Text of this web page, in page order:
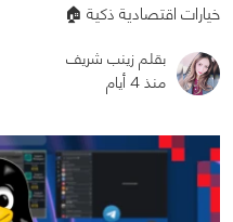
941
خيارات اقتصادية ذكية 🏠
بقلم زينب شريف
منذ 4 أيام